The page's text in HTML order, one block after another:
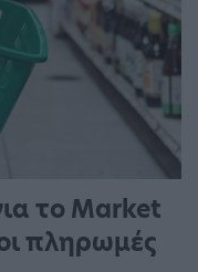
το Market
πληρωμές